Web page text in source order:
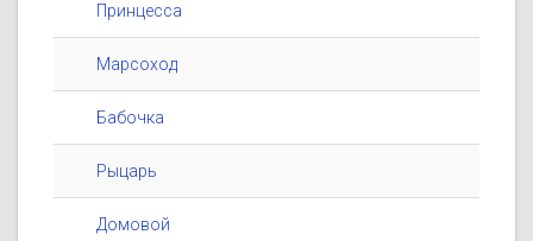
Принцесса
Марсоход
Бабочка
Рыцарь
Домовой